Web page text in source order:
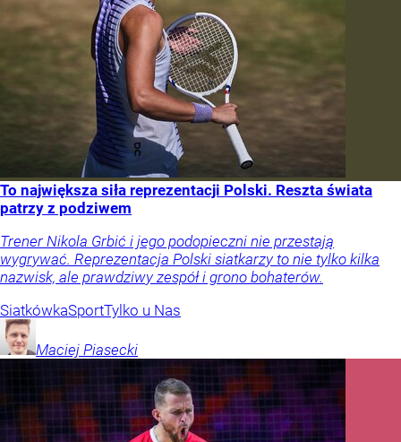
To największa siła reprezentacji Polski. Reszta świata
patrzy z podziwem
Trener Nikola Grbić i jego podopieczni nie przestają
wygrywać. Reprezentacja Polski siatkarzy to nie tylko kilka
nazwisk, ale prawdziwy zespół i grono bohaterów.
SiatkówkaSportTylko u Nas
Maciej Piasecki